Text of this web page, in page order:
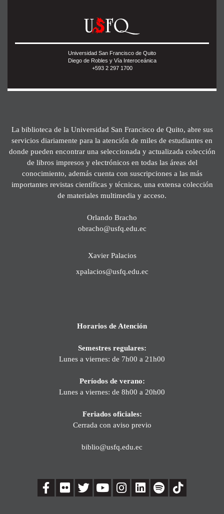
Universidad San Francisco de Quito
Diego de Robles y Vía Interoceánica
+593 2 297 1700
La biblioteca de la Universidad San Francisco de Quito, abre sus
servicios diariamente para la atención de miles de estudiantes en
donde pueden encontrar una seleccionada y actualizada colección
de libros impresos y electrónicos en todas las áreas del
conocimiento, además cuenta con suscripciones a las más
importantes revistas científicas y técnicas, una extensa colección
de materiales multimedia y acceso.
Orlando Bracho
obracho@usfq.edu.ec
Xavier Palacios
xpalacios@usfq.edu.ec
Horarios de Atención
Semestres regulares:
Lunes a viernes: de 7h00 a 21h00
Períodos de verano:
Lunes a viernes: de 8h00 a 20h00
Feriados oficiales:
Cerrada con aviso previo
biblio@usfq.edu.ec